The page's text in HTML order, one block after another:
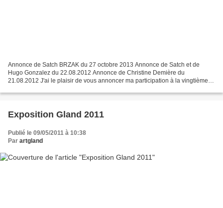
Annonce de Satch BRZAK du 27 octobre 2013 Annonce de Satch et de
Hugo Gonzalez du 22.08.2012 Annonce de Christine Demière du
21.08.2012 J'ai le plaisir de vous annoncer ma participation à la vingtième
Exposition Gland 2011
Publié le 09/05/2011 à 10:38
Par artgland